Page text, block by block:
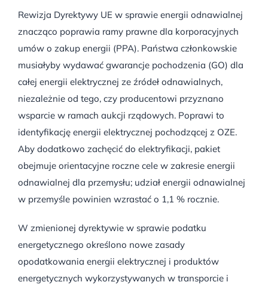
Rewizja Dyrektywy UE w sprawie energii odnawialnej
znacząco poprawia ramy prawne dla korporacyjnych
umów o zakup energii (PPA). Państwa członkowskie
musiałyby wydawać gwarancje pochodzenia (GO) dla
całej energii elektrycznej ze źródeł odnawialnych,
niezależnie od tego, czy producentowi przyznano
wsparcie w ramach aukcji rządowych. Poprawi to
identyfikację energii elektrycznej pochodzącej z OZE.
Aby dodatkowo zachęcić do elektryfikacji, pakiet
obejmuje orientacyjne roczne cele w zakresie energii
odnawialnej dla przemysłu; udział energii odnawialnej
w przemyśle powinien wzrastać o 1,1 % rocznie.
W zmienionej dyrektywie w sprawie podatku
energetycznego określono nowe zasady
opodatkowania energii elektrycznej i produktów
energetycznych wykorzystywanych w transporcie i